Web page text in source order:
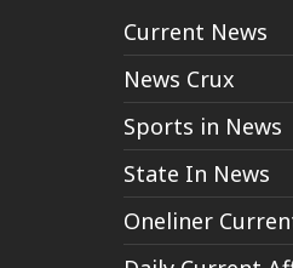
Current News
News Crux
Sports in News
State In News
Oneliner